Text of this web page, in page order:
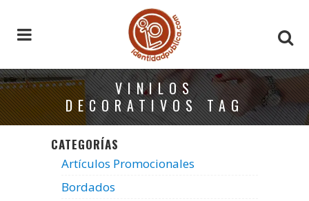
VINILOS
DECORATIVOS TAG
CATEGORÍAS
Artículos Promocionales
Bordados